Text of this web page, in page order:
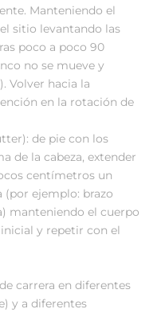
Manteniendo el
sitio levantando las
poco a poco 90
no se mueve y
Volver hacia la
en la rotación de
de pie con los
de la cabeza, extender
centímetros un
(por ejemplo: brazo
manteniendo el cuerpo
y repetir con el
carrera en diferentes
y a diferentes